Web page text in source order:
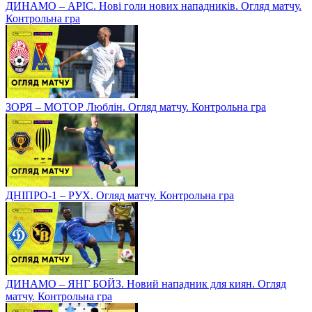
ДИНАМО – АРІС. Нові голи нових нападників. Огляд матчу.
Контрольна гра
ЗОРЯ – МОТОР Люблін. Огляд матчу. Контрольна гра
ДНІПРО-1 – РУХ. Огляд матчу. Контрольна гра
ДИНАМО – ЯНГ БОЙЗ. Новий нападник для киян. Огляд
матчу. Контрольна гра